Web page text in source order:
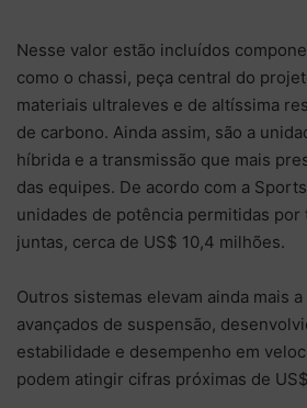
Nesse valor estão incluídos
como o chassi, peça central do
materiais ultraleves e de altíssima
de carbono. Ainda assim, são a
híbrida e a transmissão que mais
das equipes. De acordo com a
unidades de potência permitidas por
juntas, cerca de US$ 10,4 milhões.
Outros sistemas elevam ainda mais
avançados de suspensão,
estabilidade e desempenho em
podem atingir cifras próximas de